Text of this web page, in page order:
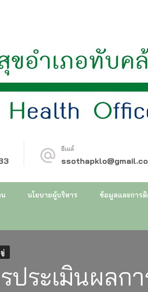
อีเมล์
นโยบายผู้บริหาร ข้อมูลและการ
ประเมินผลก